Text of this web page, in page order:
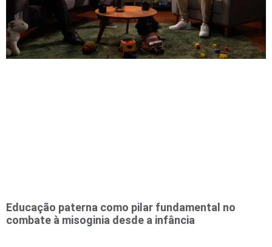
Educação paterna como pilar fundamental no
combate à misoginia desde a infância